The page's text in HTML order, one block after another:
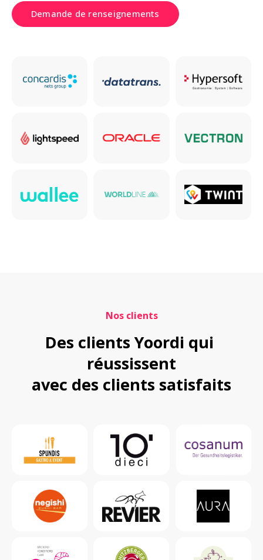
Demande de renseignements
Nos clients
Des clients Yoordi qui
réussissent
avec des clients satisfaits